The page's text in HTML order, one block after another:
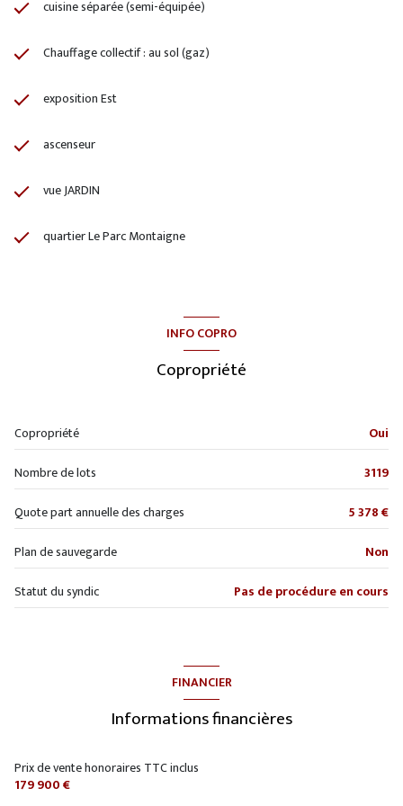
cuisine séparée (semi-équipée)
Chauffage collectif : au sol (gaz)
exposition Est
ascenseur
vue JARDIN
quartier Le Parc Montaigne
INFO COPRO
Copropriété
Copropriété
Oui
Nombre de lots
3119
Quote part annuelle des charges
5 378 €
Plan de sauvegarde
Non
Statut du syndic
Pas de procédure en cours
FINANCIER
Informations financières
Prix de vente honoraires TTC inclus
179 900 €